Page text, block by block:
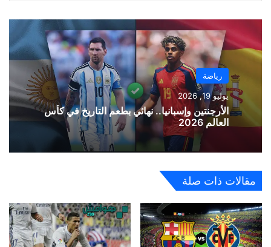
رياضة
يوليو 19, 2026
الأرجنتين وإسبانيا.. نهائي بطعم التاريخ في كأس
العالم 2026
مقالات ذات صلة